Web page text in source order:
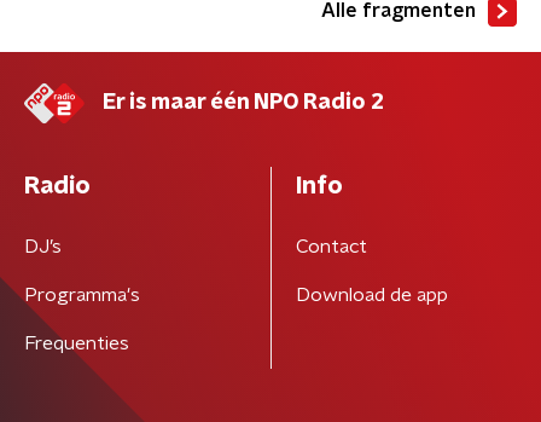
Alle fragmenten
Er is maar één NPO Radio 2
Radio
DJ’s
Programma's
Frequenties
Info
Contact
Download de app